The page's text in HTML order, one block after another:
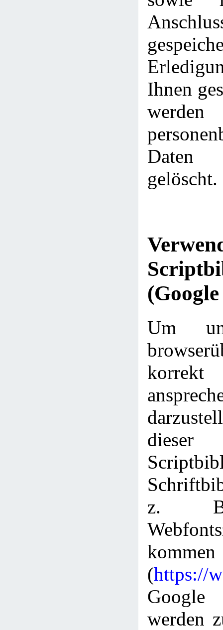
Ihnen
werden
Daten
gelöscht.
Um
korrekt
z.
kommen
(https://
werden